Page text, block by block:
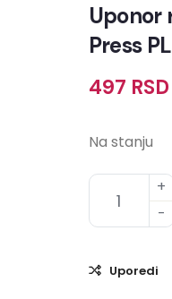
Uponor
Press
497 RSD
Na stanju
Uporedi